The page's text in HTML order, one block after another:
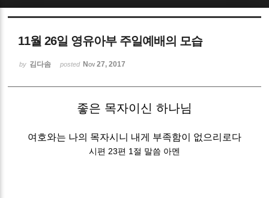
11월 26일 영유아부 주일예배의 모습
by 김다솜 posted Nov 27, 2017
좋은 목자이신 하나님
여호와는 나의 목자시니 내게 부족함이 없으리로다
시편 23편 1절 말씀 아멘
Sketchbook5, 스케치북5
Sketchbook5, 스케치북5